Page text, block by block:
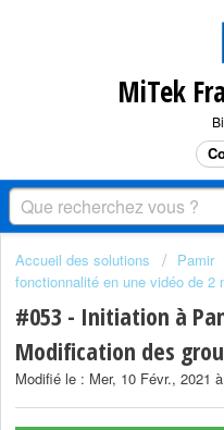
MiTek
Accueil des solutions Pamir
fonctionnalité en une vidéo de 2
#053 - Initiation à
Modification des
Modifié le : Mer, 10 Févr., 2021